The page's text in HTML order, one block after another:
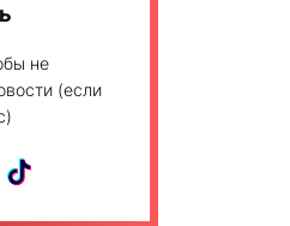
не
(если